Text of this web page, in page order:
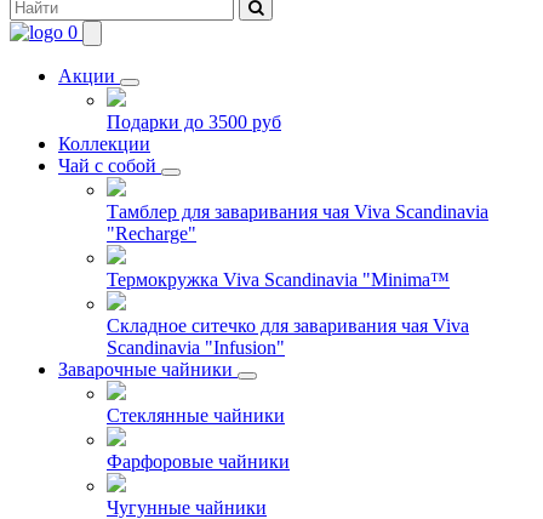
0
Акции
Подарки до 3500 руб
Коллекции
Чай с собой
Тамблер для заваривания чая Viva Scandinavia
"Recharge"
Термокружка Viva Scandinavia "Minima™
Складное ситечко для заваривания чая Viva
Scandinavia "Infusion"
Заварочные чайники
Стеклянные чайники
Фарфоровые чайники
Чугунные чайники